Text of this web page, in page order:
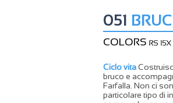
051
COLORS
Ciclo vita
bruco e
Farfalla. Non ci
particolare tipo di